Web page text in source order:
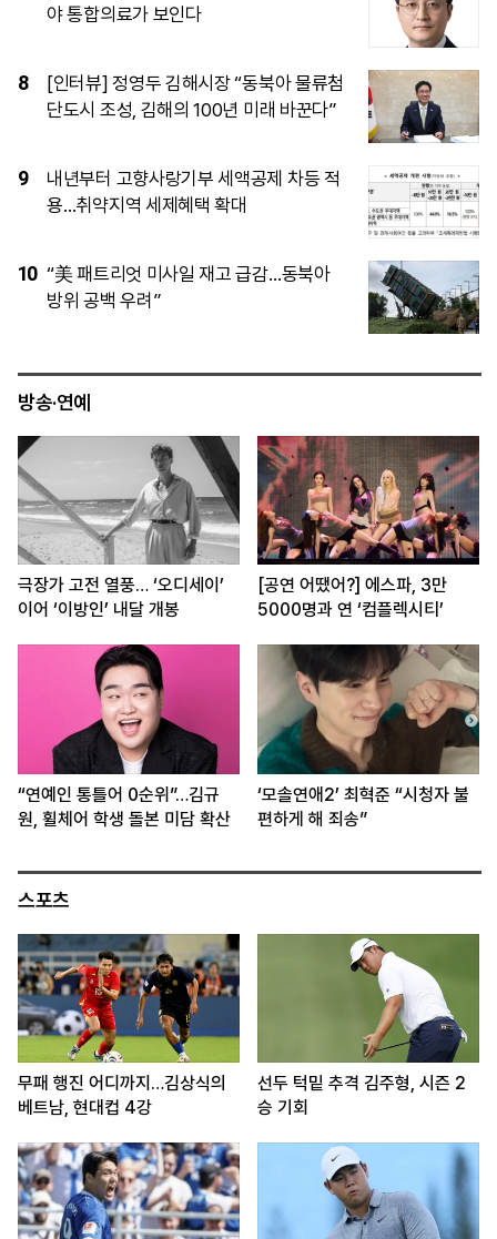
이터가 말하는 진실과 과제
3
이란은 호르무즈 조건 높이고, 美는 전쟁
‘출구’ 찾고…마군 탄약 고갈이 확전 제동
4
바이든 암 뼈 전이…헌터 “지켜보기 정말
슬퍼”...부친 사면엔 “모두에 안 좋아”
5
정부, 주택 공급대책으로 서울 준공업지역
카드 검토…영등포·구로·금천 집중
방송·연예
극장가 고전 열풍… ‘오디세이’
이어 ‘이방인’ 내달 개봉
[공연 어땠어?] 에스파, 3만
5000명과 연 ‘컴플렉시티’
“연예인 통틀어 0순위”…김규
원, 휠체어 학생 돌본 미담 확산
‘모솔연애2’ 최혁준 “시청자 불
편하게 해 죄송”
스포츠
무패 행진 어디까지…김상식의
베트남, 현대컵 4강
선두 턱밑 추격 김주형, 시즌 2
승 기회